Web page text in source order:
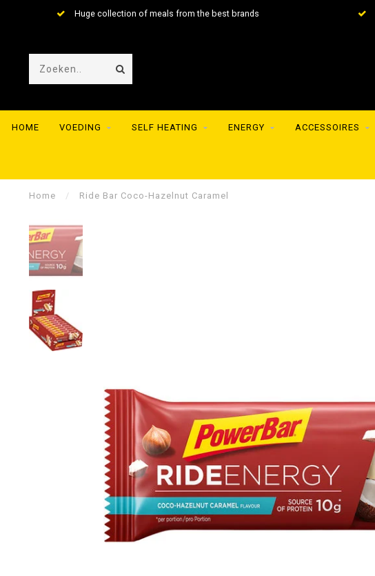
Huge collection of meals from the best brands
HOME VOEDING SELF HEATING ENERGY ACCESSOIRES
Home / Ride Bar Coco-Hazelnut Caramel